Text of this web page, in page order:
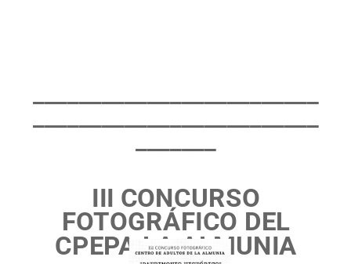
_________________________
_______
III CONCURSO
FOTOGRÁFICO DEL
CPEPA LA ALMUNIA